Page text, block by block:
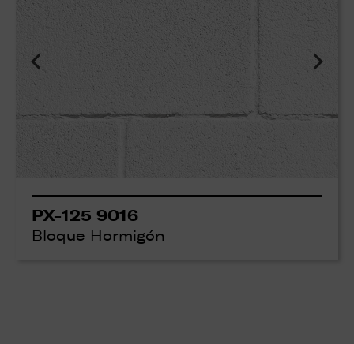
PX-125 9016
Bloque Hormigón